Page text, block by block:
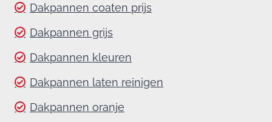
Dakpannen coaten prijs
Dakpannen grijs
Dakpannen kleuren
Dakpannen laten reinigen
Dakpannen oranje